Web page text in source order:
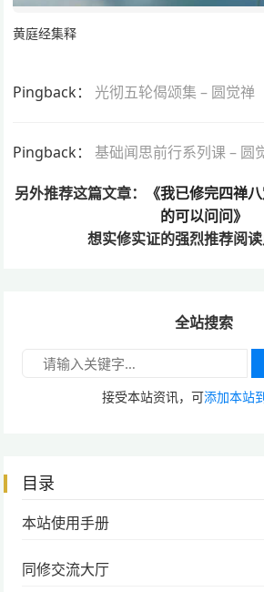
黄庭经集释
Pingback： 光彻五轮偈颂集 – 圆觉禅
Pingback：基础闻思前行系列课 – 圆
另外推荐这篇文章：
《我已修完四禅
的可以问问》
想实修实证的强烈推荐阅读
全站搜索
接受本站资讯，可添加本站
目录
本站使用手册
同修交流大厅